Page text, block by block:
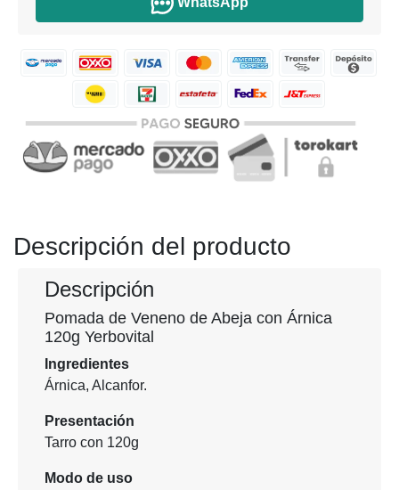
Anterior
Descripción del producto
Descripción
Pomada de Veneno de Abeja con Árnica
120g Yerbovital
Ingredientes
Árnica, Alcanfor.
Presentación
Tarro con 120g
Modo de uso